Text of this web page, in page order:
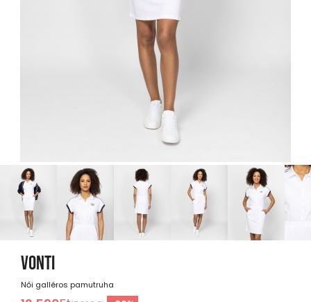
VONTI
Női galléros pamutruha